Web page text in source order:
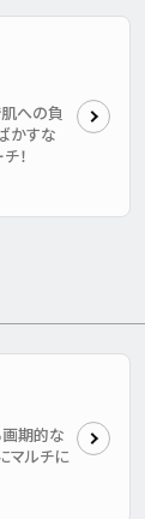
への負
かすな
！
期的な
マルチに